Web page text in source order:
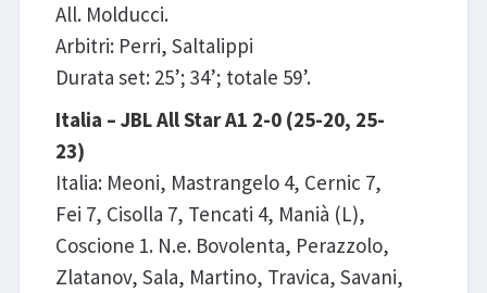
All. Molducci.
Arbitri: Perri, Saltalippi
Durata set: 25’; 34’; totale 59’.
Italia – JBL All Star A1 2-0 (25-20, 25-
23)
Italia: Meoni, Mastrangelo 4, Cernic 7,
Fei 7, Cisolla 7, Tencati 4, Manià (L),
Coscione 1. N.e. Bovolenta, Perazzolo,
Zlatanov, Sala, Martino, Travica, Savani,